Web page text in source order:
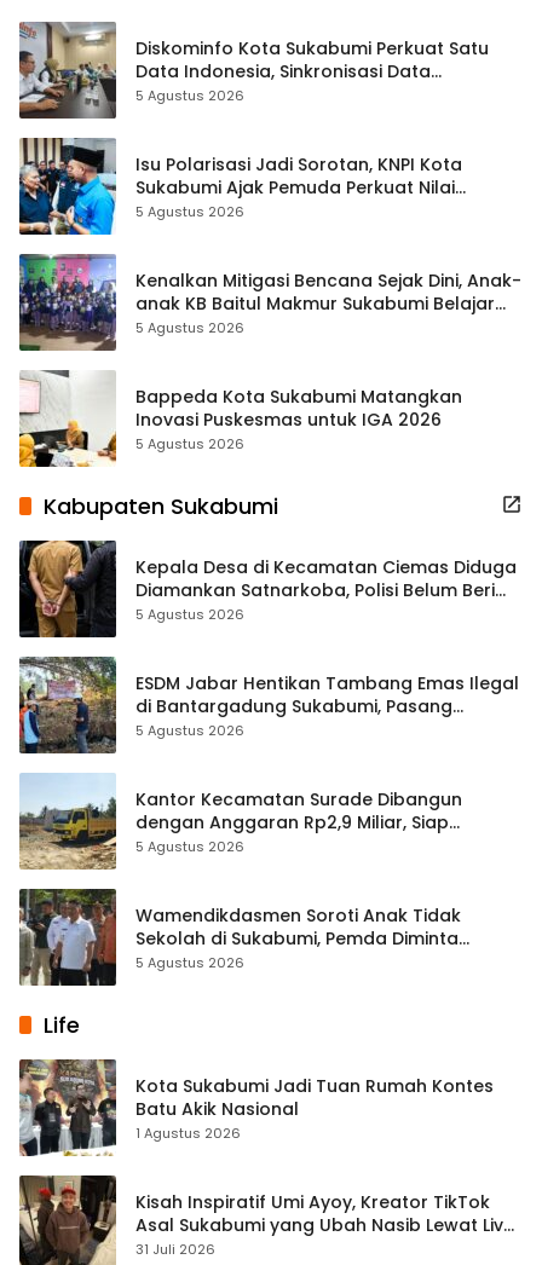
Diskominfo Kota Sukabumi Perkuat Satu
Data Indonesia, Sinkronisasi Data
Kewilayahan Dikebut
5 Agustus 2026
Isu Polarisasi Jadi Sorotan, KNPI Kota
Sukabumi Ajak Pemuda Perkuat Nilai
Kebangsaan
5 Agustus 2026
Kenalkan Mitigasi Bencana Sejak Dini, Anak-
anak KB Baitul Makmur Sukabumi Belajar
Lewat Boneka Tangan
5 Agustus 2026
Bappeda Kota Sukabumi Matangkan
Inovasi Puskesmas untuk IGA 2026
5 Agustus 2026
Kabupaten Sukabumi
Kepala Desa di Kecamatan Ciemas Diduga
Diamankan Satnarkoba, Polisi Belum Beri
Penjelasan Resmi
5 Agustus 2026
ESDM Jabar Hentikan Tambang Emas Ilegal
di Bantargadung Sukabumi, Pasang
Spanduk Larangan
5 Agustus 2026
Kantor Kecamatan Surade Dibangun
dengan Anggaran Rp2,9 Miliar, Siap
Hadirkan Layanan Lebih Optimal
5 Agustus 2026
Wamendikdasmen Soroti Anak Tidak
Sekolah di Sukabumi, Pemda Diminta
Perkuat Kolaborasi Pendidikan
5 Agustus 2026
Life
Kota Sukabumi Jadi Tuan Rumah Kontes
Batu Akik Nasional
1 Agustus 2026
Kisah Inspiratif Umi Ayoy, Kreator TikTok
Asal Sukabumi yang Ubah Nasib Lewat Live
Streaming
31 Juli 2026